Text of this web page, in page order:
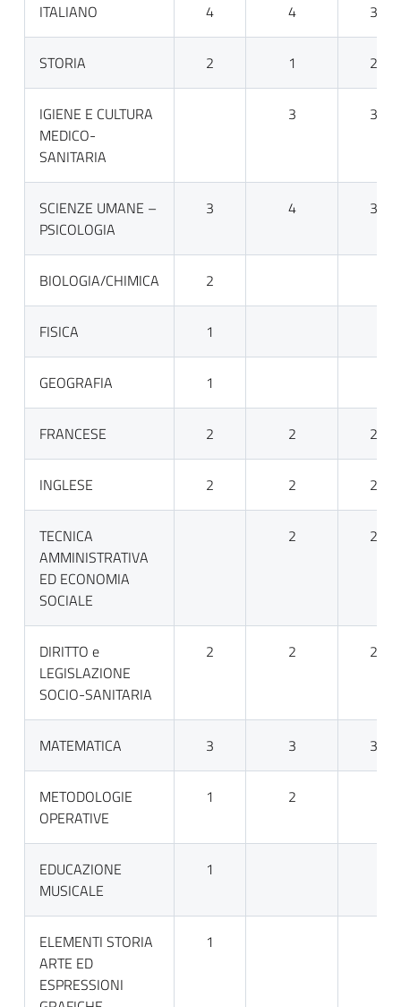
ITALIANO 4 4 3
STORIA 2 1 2
IGIENE E CULTURA
MEDICO-
SANITARIA
3 3
SCIENZE UMANE –
PSICOLOGIA
3 4 3
BIOLOGIA/CHIMICA 2
FISICA 1
GEOGRAFIA 1
FRANCESE 2 2 2
INGLESE 2 2 2
TECNICA
AMMINISTRATIVA
ED ECONOMIA
SOCIALE
2 2
DIRITTO e
LEGISLAZIONE
SOCIO-SANITARIA
2 2 2
MATEMATICA 3 3 3
METODOLOGIE
OPERATIVE
1 2
EDUCAZIONE
MUSICALE
1
ELEMENTI STORIA
ARTE ED
ESPRESSIONI
1